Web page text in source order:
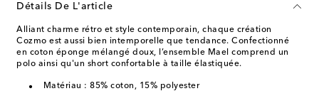
Détails De L'article
Alliant charme rétro et style contemporain, chaque création
Cozmo est aussi bien intemporelle que tendance. Confectionné
en coton éponge mélangé doux, l’ensemble Mael comprend un
polo ainsi qu'un short confortable à taille élastiquée.
Matériau : 85% coton, 15% polyester